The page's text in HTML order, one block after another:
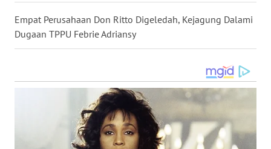
Empat Perusahaan Don Ritto Digeledah, Kejagung Dalami
Dugaan TPPU Febrie Adriansy